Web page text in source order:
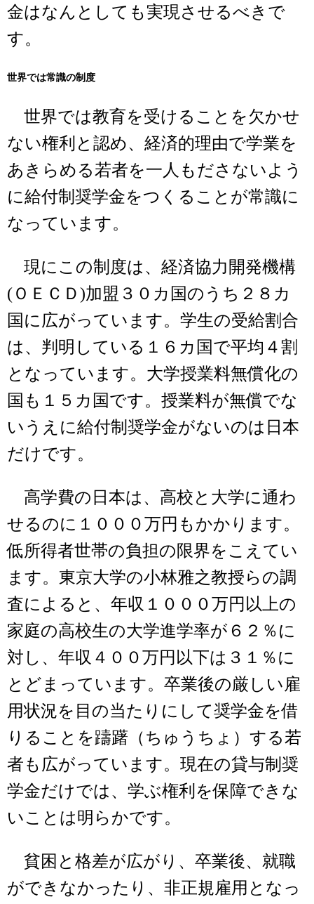
金はなんとしても実現させるべきで
す。
世界では常識の制度
世界では教育を受けることを欠かせ
ない権利と認め、経済的理由で学業を
あきらめる若者を一人もださないよう
に給付制奨学金をつくることが常識に
なっています。
現にこの制度は、経済協力開発機構
(ＯＥＣＤ)加盟３０カ国のうち２８カ
国に広がっています。学生の受給割合
は、判明している１６カ国で平均４割
となっています。大学授業料無償化の
国も１５カ国です。授業料が無償でな
いうえに給付制奨学金がないのは日本
だけです。
高学費の日本は、高校と大学に通わ
せるのに１０００万円もかかります。
低所得者世帯の負担の限界をこえてい
ます。東京大学の小林雅之教授らの調
査によると、年収１０００万円以上の
家庭の高校生の大学進学率が６２％に
対し、年収４００万円以下は３１％に
とどまっています。卒業後の厳しい雇
用状況を目の当たりにして奨学金を借
りることを躊躇（ちゅうちょ）する若
者も広がっています。現在の貸与制奨
学金だけでは、学ぶ権利を保障できな
いことは明らかです。
貧困と格差が広がり、卒業後、就職
ができなかったり、非正規雇用となっ